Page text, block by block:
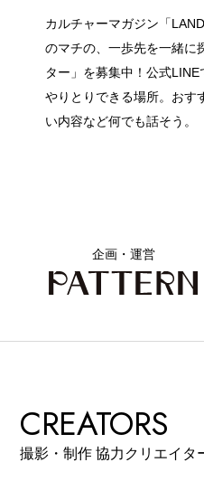
JOIN US
ター」を募集中！公式
やりとりできる場所。おす
カルチャーマガジン「
のマチの、一歩先を一緒に
ター」を募集中！公式
やりとりできる場所。おす
い内容など何でも話そう。
企画・運営
CREATORS
撮影・制作 協力クリエイタ